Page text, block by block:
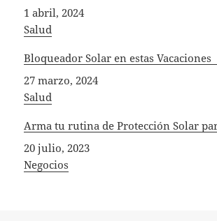
Fecha
1 abril, 2024
In relation to
Salud
Bloqueador Solar en estas Vacaciones
Fecha
27 marzo, 2024
In relation to
Salud
Arma tu rutina de Protección Solar
Fecha
20 julio, 2023
In relation to
Negocios